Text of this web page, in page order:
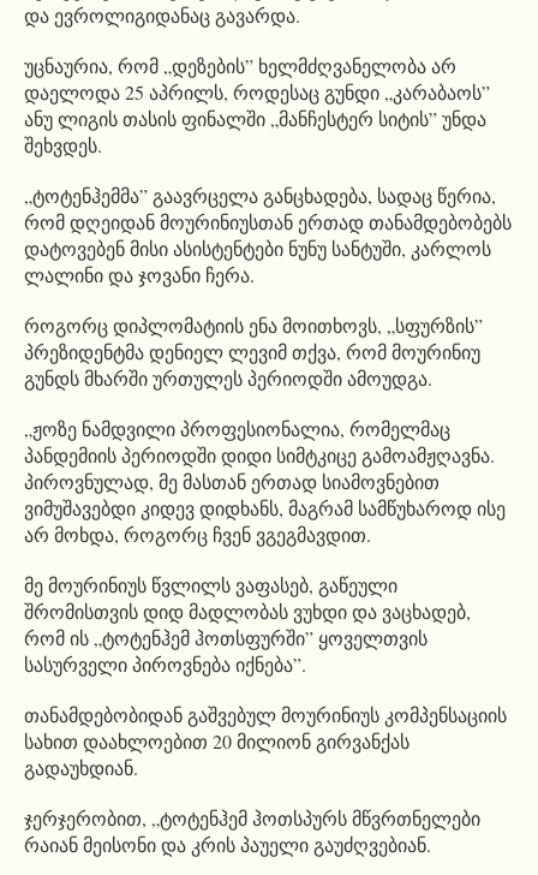
და ევროლიგიდანაც გავარდა.
უცნაურია, რომ „დეზების” ხელმძღვანელობა არ
დაელოდა 25 აპრილს, როდესაც გუნდი „კარაბაოს”
ანუ ლიგის თასის ფინალში „მანჩესტერ სიტის” უნდა
შეხვდეს.
„ტოტენჰემმა” გაავრცელა განცხადება, სადაც წერია,
რომ დღეიდან მოურინიუსთან ერთად თანამდებობებს
დატოვებენ მისი ასისტენტები ნუნუ სანტუში, კარლოს
ლალინი და ჯოვანი ჩერა.
როგორც დიპლომატიის ენა მოითხოვს, „სფურზის”
პრეზიდენტმა დენიელ ლევიმ თქვა, რომ მოურინიუ
გუნდს მხარში ურთულეს პერიოდში ამოუდგა.
„ჟოზე ნამდვილი პროფესიონალია, რომელმაც
პანდემიის პერიოდში დიდი სიმტკიცე გამოამჟღავნა.
პიროვნულად, მე მასთან ერთად სიამოვნებით
ვიმუშავებდი კიდევ დიდხანს, მაგრამ სამწუხაროდ ისე
არ მოხდა, როგორც ჩვენ ვგეგმავდით.
მე მოურინიუს წვლილს ვაფასებ, გაწეული
შრომისთვის დიდ მადლობას ვუხდი და ვაცხადებ,
რომ ის „ტოტენჰემ ჰოთსფურში” ყოველთვის
სასურველი პიროვნება იქნება”.
თანამდებობიდან გაშვებულ მოურინიუს კომპენსაციის
სახით დაახლოებით 20 მილიონ გირვანქას
გადაუხდიან.
ჯერჯერობით, „ტოტენჰემ ჰოთსპურს მწვრთნელები
რაიან მეისონი და კრის პაუელი გაუძღვებიან.